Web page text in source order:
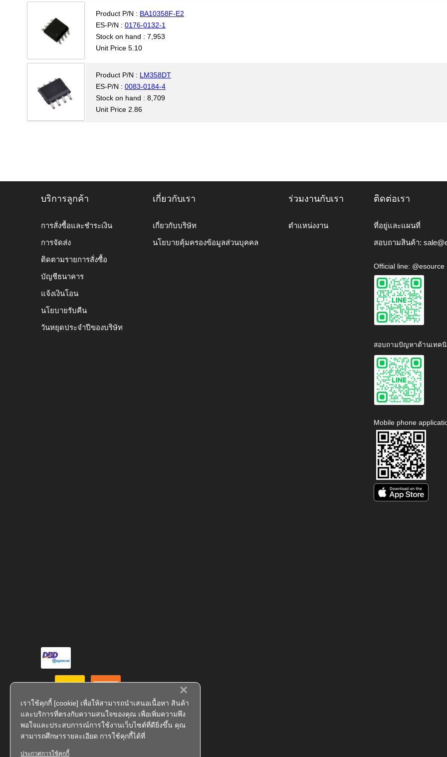
×
เราใช้คุกกี้ [cookie] เพื่อให้สามารถนำเสนอเนื้อหา สินค้า
และบริการที่ตรงกับความสนใจของคุณ เพื่อเพิ่มความพึง
พอใจและประสบการณ์การใช้งานเว็บไซต์ที่ดียิ่งขึ้น คุณ
สามารถศึกษารายละเอียด การใช้คุกกี้ได้ที่
ประกาศการใช้คุกกี้
Product P/N : BA10358F-E2
ES-P/N : 0176-0132-1
Stock on hand : 7,953
Unit Price 5.10
Product P/N : LM358DT
ES-P/N : 0083-0184-4
Stock on hand : 8,709
Unit Price 2.86
บริการลูกค้า
การสั่งซื้อและชำระเงิน
การจัดส่ง
ติดตามรายการสั่งซื้อ
บัญชีธนาคาร
แจ้งเงินโอน
นโยบายรับคืน
วันหยุดประจำปีของบริษัท
เกี่ยวกับเรา
เกี่ยวกับบริษัท
นโยบายคุ้มครองข้อมูลส่วนบุคคล
ร่วมงานกับเรา
ตำแหน่งงาน
ติดต่อเรา
ที่อยู่และแผนที่
สอบถามสินค้า:
Official line: @esource
สอบถามปัญหาด้านเทคนิ
Mobile phone